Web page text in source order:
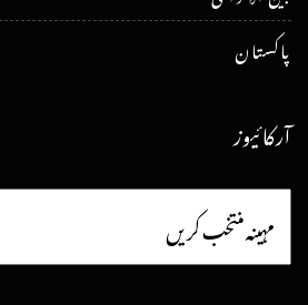
پاکستان
آرکائیوز